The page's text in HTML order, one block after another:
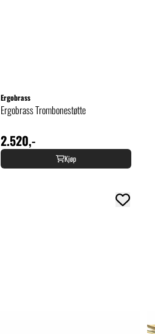
Ergobrass
Ergobrass Trombonestøtte
2.520,-
Kjøp